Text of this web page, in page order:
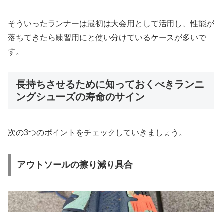
そういったランナーは最初は大会用として活用し、性能が
落ちてきたら練習用にと使い分けているケースが多いで
す。
長持ちさせるために知っておくべきランニ
ングシューズの寿命のサイン
次の3つのポイントをチェックしていきましょう。
アウトソールの擦り減り具合